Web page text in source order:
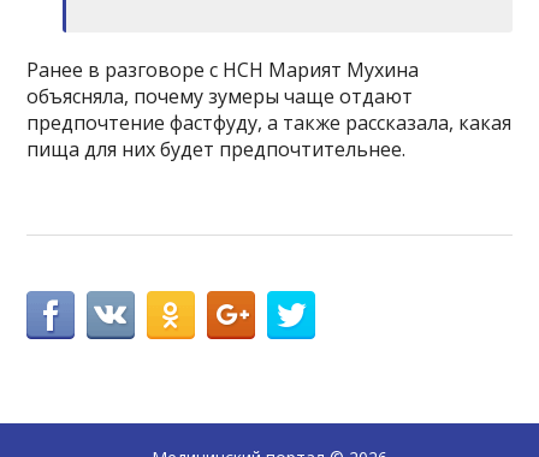
Ранее в разговоре с НСН Марият Мухина
объясняла, почему зумеры чаще отдают
предпочтение фастфуду, а также рассказала, какая
пища для них будет предпочтительнее.